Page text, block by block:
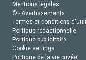
Mentions légales
© - Avertissements
Termes et conditions
Politique rédactionnelle
Politique publicitaire
Cookie settings
Politique de la vie privée